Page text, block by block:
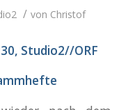
/ von Christof
Studio2//ORF